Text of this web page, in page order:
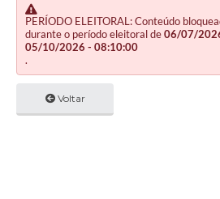
PERÍODO ELEITORAL: Conteúdo
durante o período eleitoral de06/07/
05/10/2026 - 08:10:00
.
Voltar